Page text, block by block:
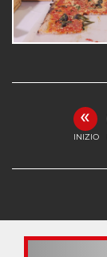
«
INIZIO